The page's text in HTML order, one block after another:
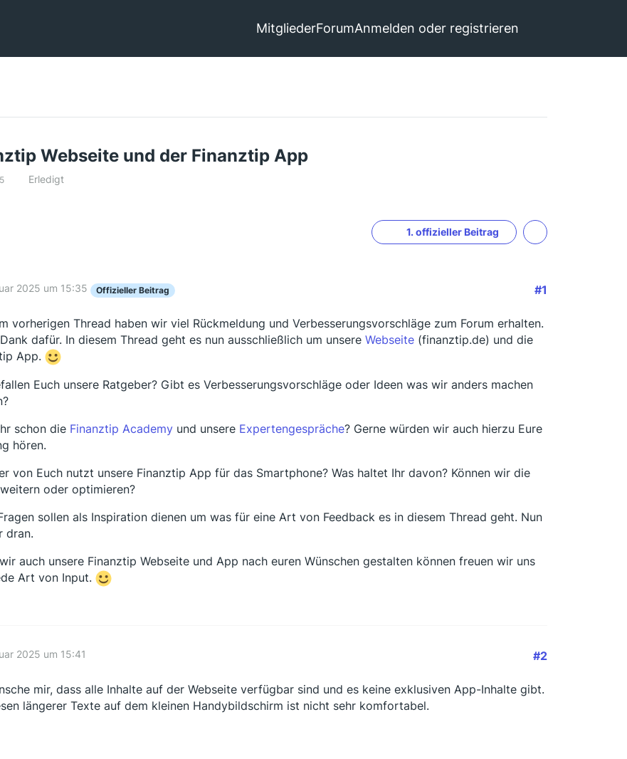
MitgliederForumAnmelden oder registrieren
Webseite und der Finanztip App
Erledigt
1. offizieller Beitrag
2025 um 15:35 Offizieller Beitrag #1
vorherigen Thread haben wir viel Rückmeldung und Verbesserungsvorschläge zum Forum erhalten.
dafür. In diesem Thread geht es nun ausschließlich um unsere Webseite (finanztip.de) und die
App.
Euch unsere Ratgeber? Gibt es Verbesserungsvorschläge oder Ideen was wir anders machen
schon die Finanztip Academy und unsere Expertengespräche? Gerne würden wir auch hierzu Eure
hören.
von Euch nutzt unsere Finanztip App für das Smartphone? Was haltet Ihr davon? Können wir die
oder optimieren?
sollen als Inspiration dienen um was für eine Art von Feedback es in diesem Thread geht. Nun
dran.
auch unsere Finanztip Webseite und App nach euren Wünschen gestalten können freuen wir uns
Art von Input.
2025 um 15:41 #2
mir, dass alle Inhalte auf der Webseite verfügbar sind und es keine exklusiven App-Inhalte gibt.
längerer Texte auf dem kleinen Handybildschirm ist nicht sehr komfortabel.